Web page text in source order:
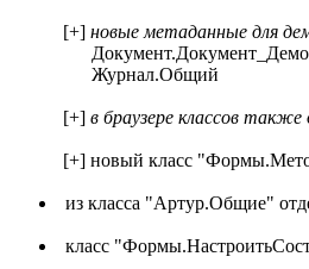
[+] новые метаданные для
Журнал.Общий
[+] в браузере классов
[+] новый класс
из класса "Артур.Общие"
класс